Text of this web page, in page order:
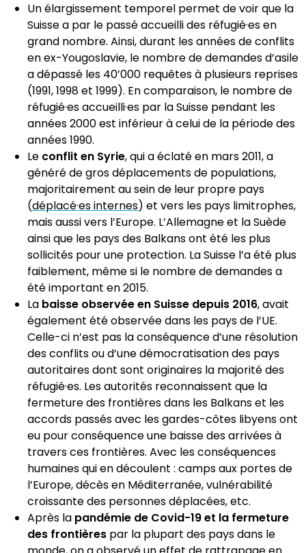
Un élargissement temporel permet de voir que la
Suisse a par le passé accueilli des réfugié·es en
grand nombre. Ainsi, durant les années de conflits
en ex-Yougoslavie, le nombre de demandes d’asile
a dépassé les 40’000 requêtes à plusieurs reprises
(1991, 1998 et 1999). En comparaison, le nombre de
réfugié·es accueilli·es par la Suisse pendant les
années 2000 est inférieur à celui de la période des
années 1990.
Le conflit en Syrie, qui a éclaté en mars 2011, a
généré de gros déplacements de populations,
majoritairement au sein de leur propre pays
(déplacé·es internes) et vers les pays limitrophes,
mais aussi vers l’Europe. L’Allemagne et la Suède
ainsi que les pays des Balkans ont été les plus
sollicités pour une protection. La Suisse l’a été plus
faiblement, même si le nombre de demandes a
été important en 2015.
La baisse observée en Suisse depuis 2016, avait
également été observée dans les pays de l’UE.
Celle-ci n’est pas la conséquence d’une résolution
des conflits ou d’une démocratisation des pays
autoritaires dont sont originaires la majorité des
réfugié·es. Les autorités reconnaissent que la
fermeture des frontières dans les Balkans et les
accords passés avec les gardes-côtes libyens ont
eu pour conséquence une baisse des arrivées à
travers ces frontières. Avec les conséquences
humaines qui en découlent : camps aux portes de
l’Europe, décès en Méditerranée, vulnérabilité
croissante des personnes déplacées, etc.
Après la pandémie de Covid-19 et la fermeture
des frontières par la plupart des pays dans le